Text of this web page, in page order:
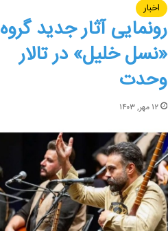
اخبار
رونمایی آثار جدید گروه
«نسل خلیل» در تالار
وحدت
۱۲ مهر, ۱۴۰۳